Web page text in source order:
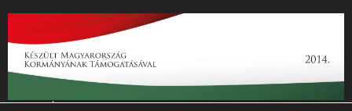
„Az Új Ember katolikus hetilap 2014. évi működésének